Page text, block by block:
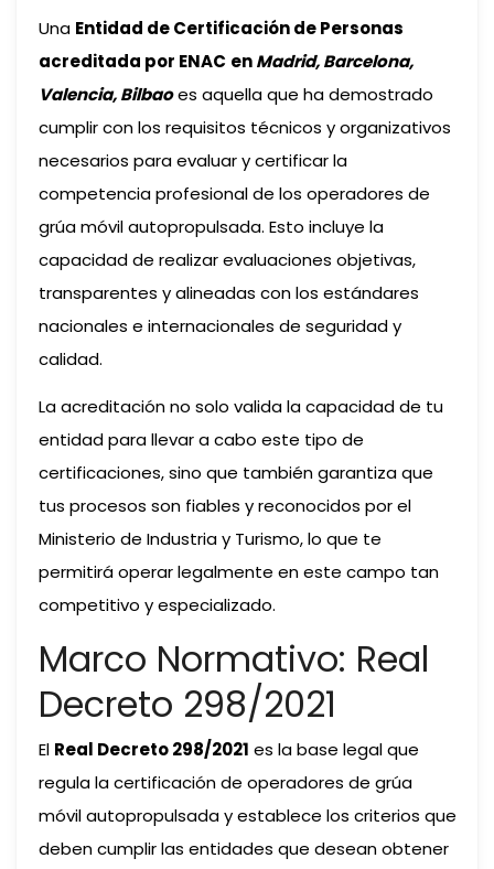
Una Entidad de Certificación de Personas
acreditada por ENAC enMadrid, Barcelona,
Valencia, Bilbaoes aquella que ha demostrado
cumplir con los requisitos técnicos y organizativos
necesarios para evaluar y certificar la
competencia profesional de los operadores de
grúa móvil autopropulsada. Esto incluye la
capacidad de realizar evaluaciones objetivas,
transparentes y alineadas con los estándares
nacionales e internacionales de seguridad y
calidad.
La acreditación no solo valida la capacidad de tu
entidad para llevar a cabo este tipo de
certificaciones, sino que también garantiza que
tus procesos son fiables y reconocidos por el
Ministerio de Industria y Turismo, lo que te
permitirá operar legalmente en este campo tan
competitivo y especializado.
Marco Normativo: Real
Decreto 298/2021
El Real Decreto 298/2021 es la base legal que
regula la certificación de operadores de grúa
móvil autopropulsada y establece los criterios que
deben cumplir las entidades que desean obtener